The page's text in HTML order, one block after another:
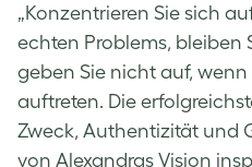
„Konzentrieren Sie sich
echten Problems, bleiben
geben Sie nicht auf,
auftreten. Die
Zweck, Authentizität und
von Alexandras Vision